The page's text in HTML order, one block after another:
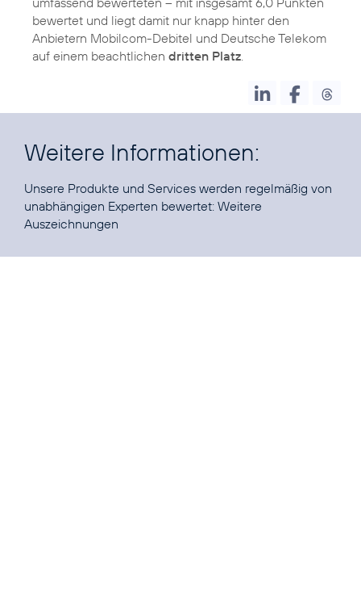
bewertet und liegt damit nur knapp hinter den
Anbietern Mobilcom-Debitel und Deutsche Telekom
auf einem beachtlichen dritten Platz
Weitere Informationen:
Unsere Produkte und Services werden regelmäßig von
unabhängigen Experten bewertet: Weitere
Auszeichnungen